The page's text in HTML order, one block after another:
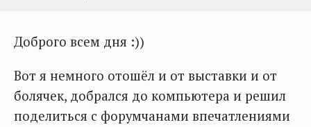
Доброго всем дня :))
Вот я немного отошёл и от выставки и от
болячек, добрался до компьютера и решил
поделиться с форумчанами впечатлениями